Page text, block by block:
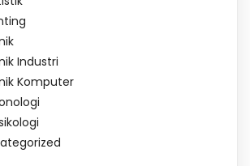
Industri
Komputer